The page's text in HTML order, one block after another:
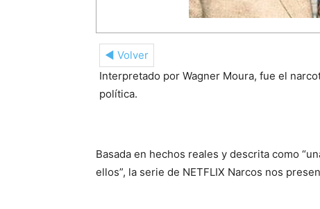
◄ Volver
Interpretado por Wagner Moura, fue el
política.
Basada en hechos reales y descrita como
ellos”, la serie de NETFLIX Narcos nos